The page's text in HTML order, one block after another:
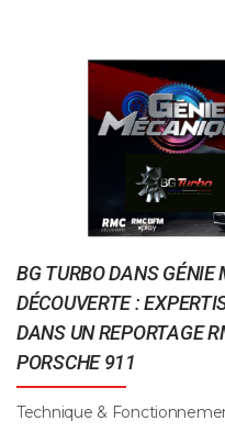
BG TURBO DANS GÉNIE
DÉCOUVERTE :
DANS UN REPORTAGE
PORSCHE 911
Technique &